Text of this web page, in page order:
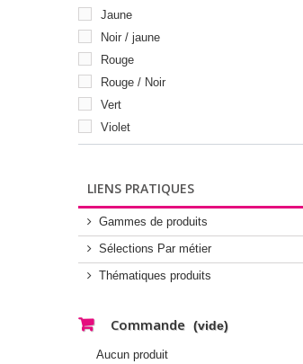
Jaune
Noir / jaune
Rouge
Rouge / Noir
Vert
Violet
LIENS PRATIQUES
Gammes de produits
Sélections Par métier
Thématiques produits
Commande (vide)
Aucun produit